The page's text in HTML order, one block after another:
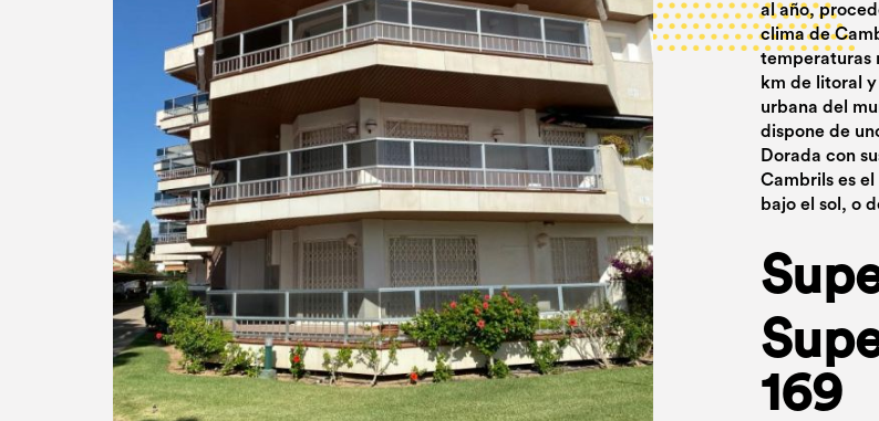
al año,
clima de
temperaturas
km de litoral
urbana del
dispone de
Dorada con
Cambrils es
bajo el sol, o
169